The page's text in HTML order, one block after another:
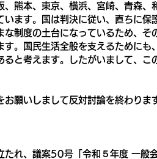
熊本、東京、横浜、宮崎、青森、
います。国は判決に従い、直ちに
制度の土台になっているため、そ
。国民生活全般を支えるためにも
と考えます。したがいまして、こ
願いしまして反対討論を終わりま
れ、議案50号「令和５年度 一般